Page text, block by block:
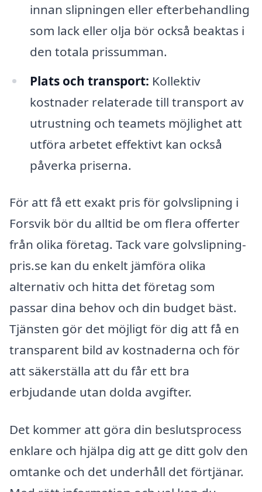
innan slipningen eller efterbehandling
som lack eller olja bör också beaktas i
den totala prissumman.
Plats och transport: Kollektiv
kostnader relaterade till transport av
utrustning och teamets möjlighet att
utföra arbetet effektivt kan också
påverka priserna.
För att få ett exakt pris för golvslipning i
Forsvik bör du alltid be om flera offerter
från olika företag. Tack vare golvslipning-
pris.se kan du enkelt jämföra olika
alternativ och hitta det företag som
passar dina behov och din budget bäst.
Tjänsten gör det möjligt för dig att få en
transparent bild av kostnaderna och för
att säkerställa att du får ett bra
erbjudande utan dolda avgifter.
Det kommer att göra din beslutsprocess
enklare och hjälpa dig att ge ditt golv den
omtanke och det underhåll det förtjänar.